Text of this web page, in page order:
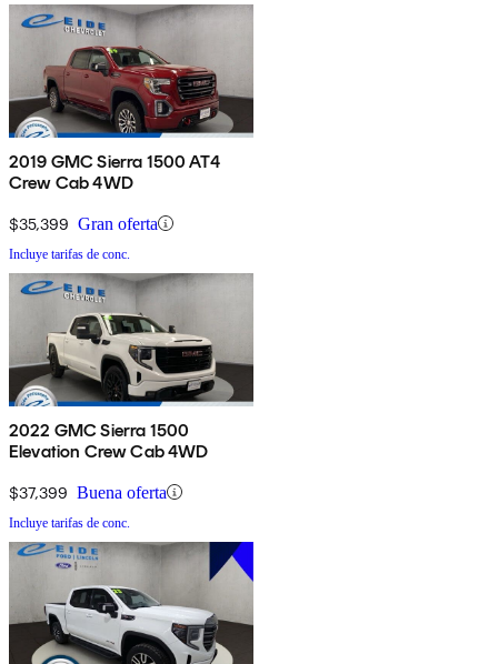
2019 GMC Sierra 1500 AT4
Crew Cab 4WD
$35,399 Gran oferta
Incluye tarifas de conc.
2022 GMC Sierra 1500
Elevation Crew Cab 4WD
$37,399 Buena oferta
Incluye tarifas de conc.